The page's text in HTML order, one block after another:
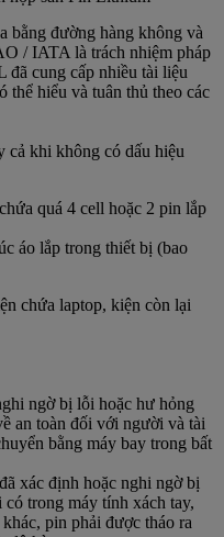
bằng đường hàng không và
/ IATA là trách nhiệm pháp
cung cấp nhiều tài liệu
hiểu và tuân thủ theo các
cả khi không có dấu hiệu
quá 4 cell hoặc 2 pin lắp
áo lắp trong thiết bị (bao
chứa laptop, kiện còn lại
ngờ bị lỗi hoặc hư hỏng
an toàn đối với người và tài
bằng máy bay trong bất
xác định hoặc nghi ngờ bị
trong máy tính xách tay,
pin phải được tháo ra